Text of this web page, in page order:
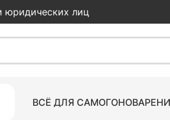
юридических лиц
ВСЁ ДЛЯ